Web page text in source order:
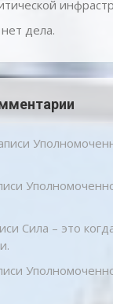
дела.
Сила – это